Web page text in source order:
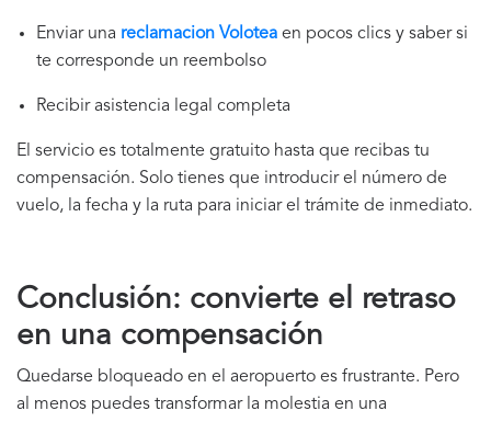
Enviar una reclamacion Volotea en pocos clics y saber si
te corresponde un reembolso
Recibir asistencia legal completa
El servicio es totalmente gratuito hasta que recibas tu
compensación. Solo tienes que introducir el número de
vuelo, la fecha y la ruta para iniciar el trámite de inmediato.
Conclusión: convierte el retraso
en una compensación
Quedarse bloqueado en el aeropuerto es frustrante. Pero
al menos puedes transformar la molestia en una